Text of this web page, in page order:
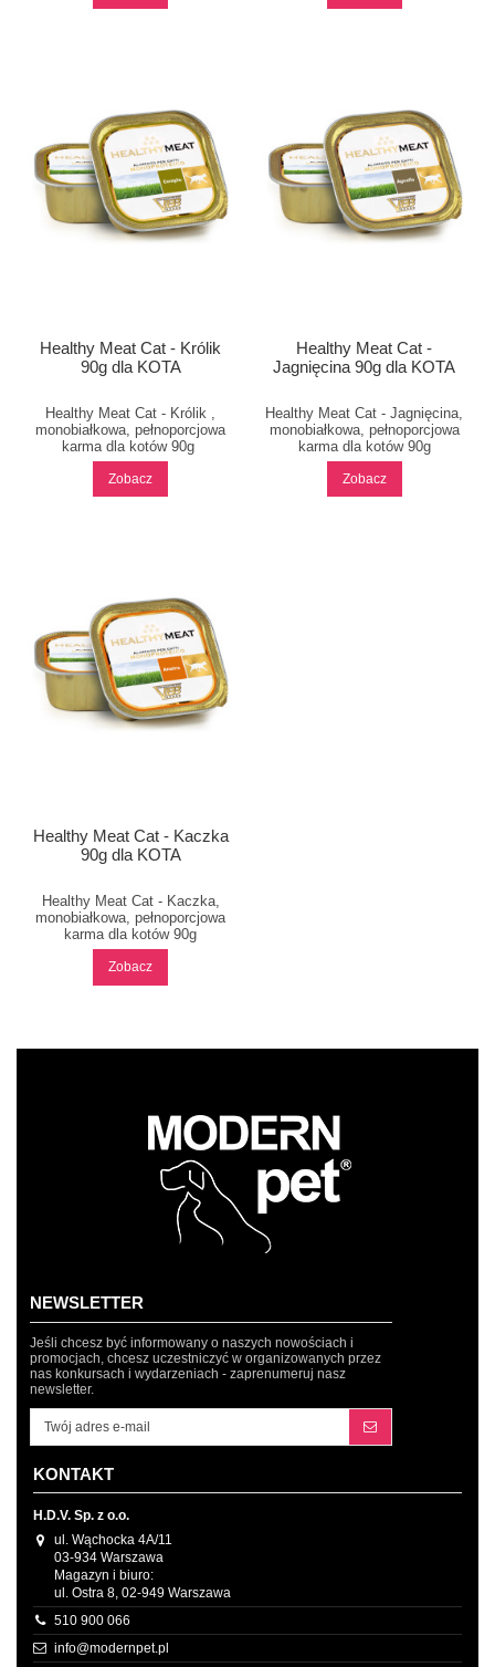
Healthy Meat Cat - Królik
90g dla KOTA
Healthy Meat Cat - Królik ,
monobiałkowa, pełnoporcjowa
karma dla kotów 90g
Zobacz
Healthy Meat Cat -
Jagnięcina 90g dla KOTA
Healthy Meat Cat - Jagnięcina,
monobiałkowa, pełnoporcjowa
karma dla kotów 90g
Zobacz
Healthy Meat Cat - Kaczka
90g dla KOTA
Healthy Meat Cat - Kaczka,
monobiałkowa, pełnoporcjowa
karma dla kotów 90g
Zobacz
NEWSLETTER
Jeśli chcesz być informowany o naszych nowościach i
promocjach, chcesz uczestniczyć w organizowanych przez
nas konkursach i wydarzeniach - zaprenumeruj nasz
newsletter.
KONTAKT
H.D.V. Sp. z o.o.
ul. Wąchocka 4A/11
03-934 Warszawa
Magazyn i biuro:
ul. Ostra 8, 02-949 Warszawa
510 900 066
info@modernpet.pl